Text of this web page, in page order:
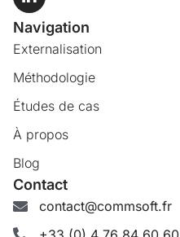
Navigation
Externalisation
Méthodologie
Études de cas
À propos
Blog
Contact
contact@commsoft.fr